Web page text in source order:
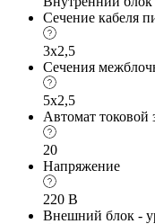
Сечение кабеля
3х2,5
Сечения
5x2,5
Автомат
20
Напряжение
220 В
Внешний блок -